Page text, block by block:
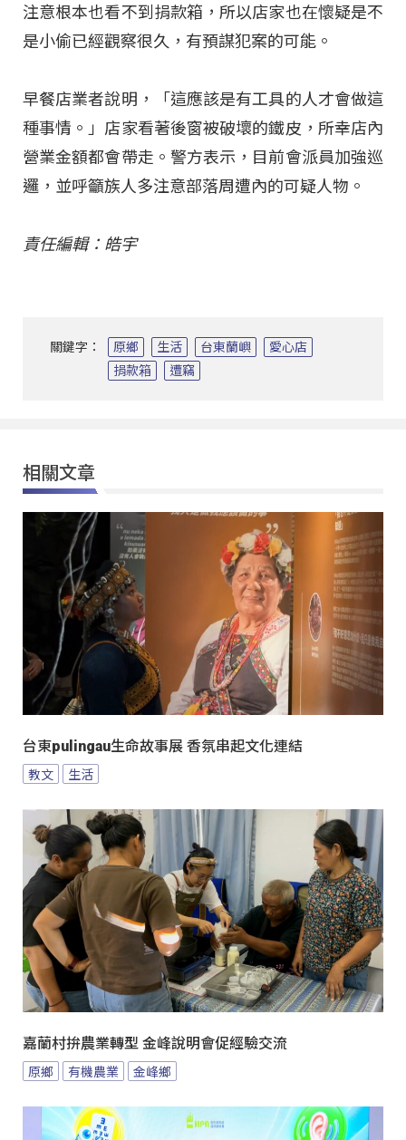
注意根本也看不到捐款箱，所以店家也在懷疑是不
是小偷已經觀察很久，有預謀犯案的可能。
早餐店業者說明，「這應該是有工具的人才會做這
種事情。」店家看著後窗被破壞的鐵皮，所幸店內
營業金額都會帶走。警方表示，目前會派員加強巡
邏，並呼籲族人多注意部落周遭內的可疑人物。
責任編輯：皓宇
關鍵字： 原鄉 生活 台東蘭嶼
愛心店
捐款箱
遭竊
相關文章
台東pulingau生命故事展 香氛串起文化連結
教文 生活
嘉蘭村拚農業轉型 金峰說明會促經驗交流
原鄉 有機農業 金峰鄉